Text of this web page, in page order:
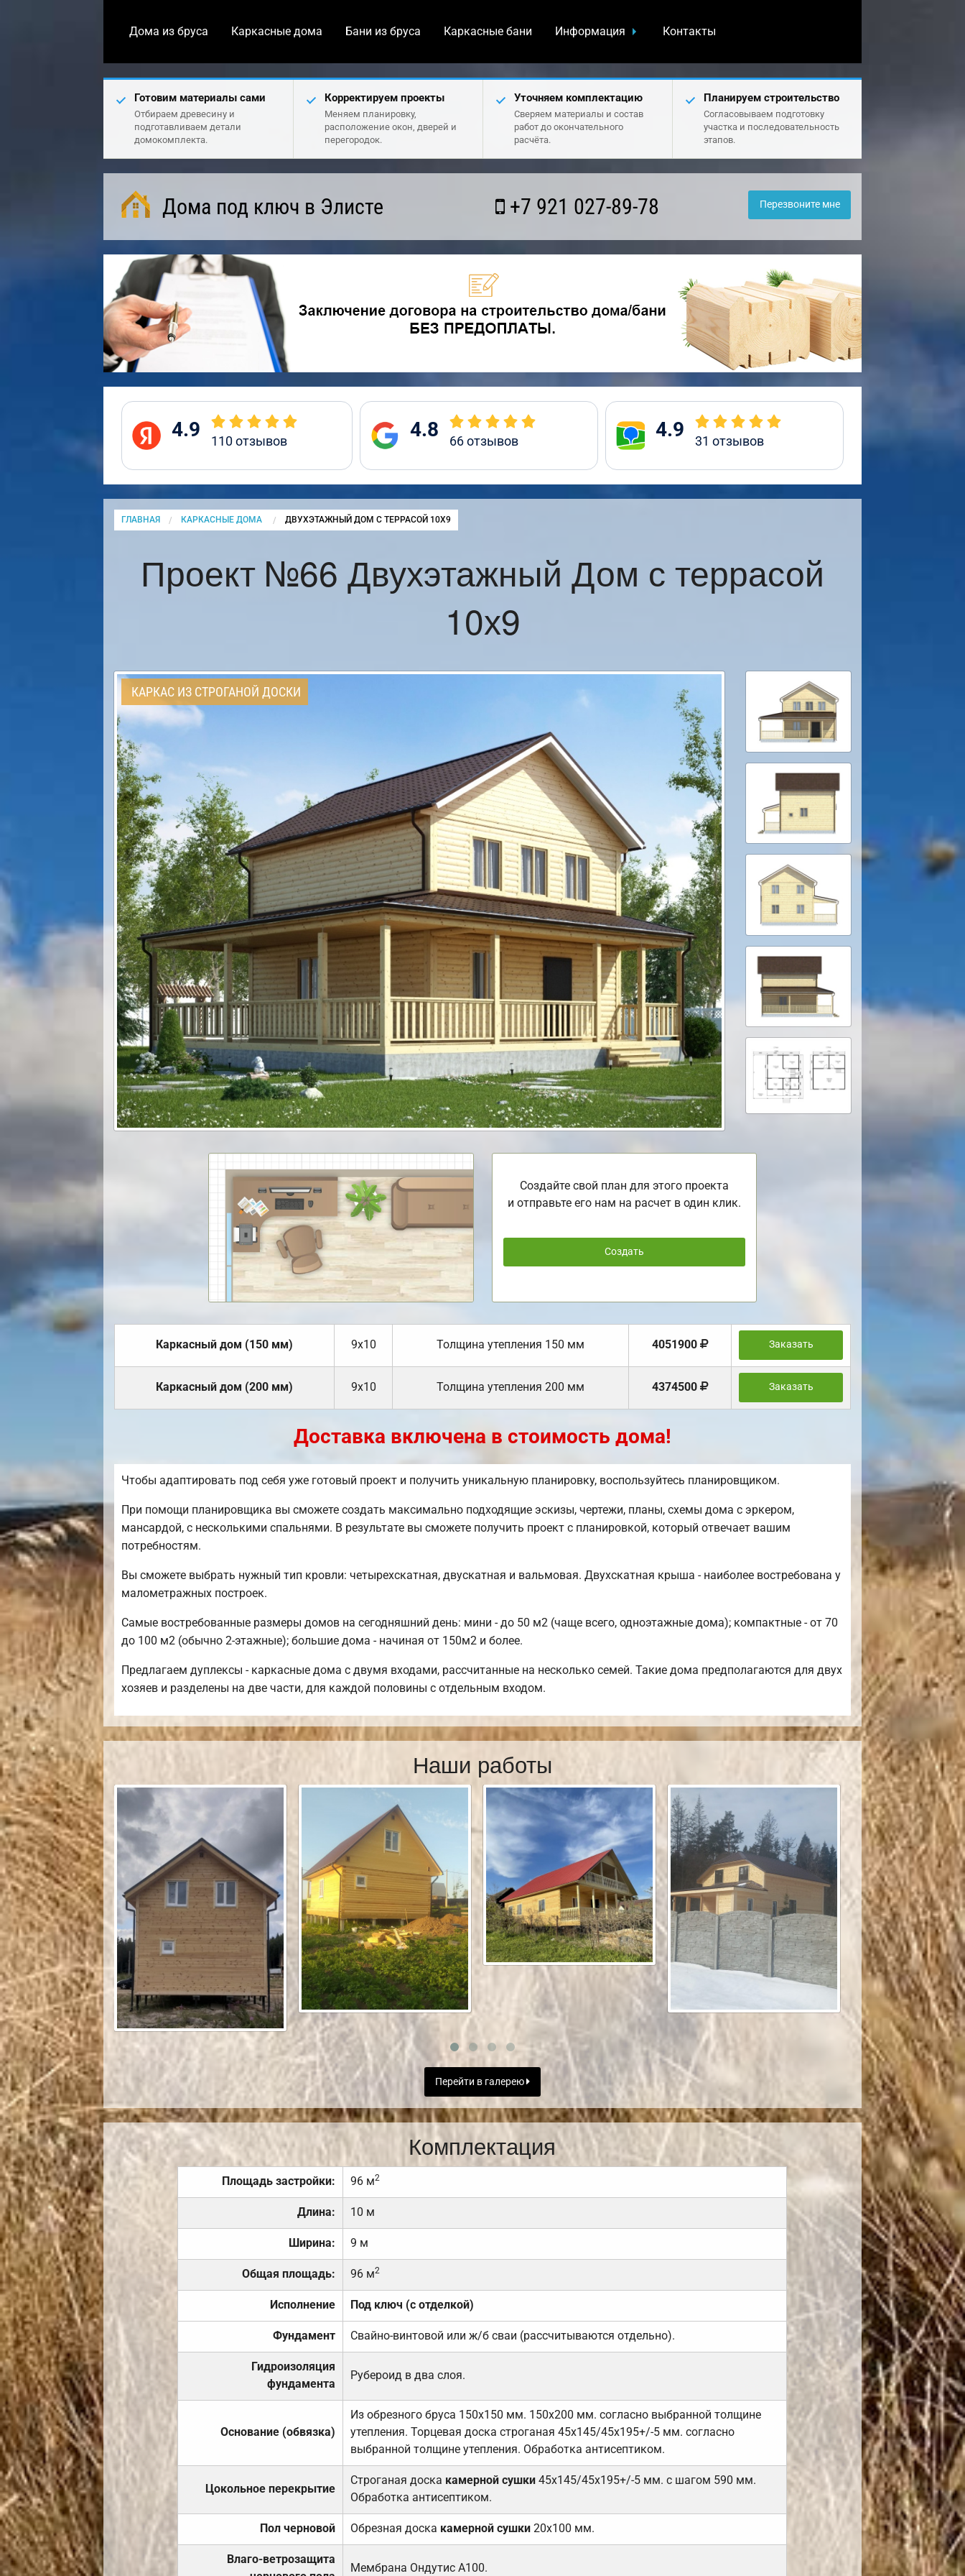
Дома из бруса Каркасные дома Бани из бруса Каркасные бани Информация Контакты
Готовим материалы сами
Отбираем древесину и
подготавливаем детали
домокомплекта.
Корректируем проекты
Меняем планировку,
расположение окон, дверей и
перегородок.
Уточняем комплектацию
Сверяем материалы и состав
работ до окончательного
расчёта.
Планируем строительство
Согласовываем подготовку
участка и последовательность
этапов.
Дома под ключ в Элисте +7 921 027-89-78 Перезвоните мне
4.9 110отзывов 4.8 66отзывов 4.9 31 отзывов
ГЛАВНАЯ КАРКАСНЫЕ ДОМА CURRENT:
ДВУХЭТАЖНЫЙ ДОМ С ТЕРРАСОЙ 10Х9
Проект №66 Двухэтажный Дом с террасой
10х9
КАРКАС ИЗ СТРОГАНОЙ ДОСКИ
Создайте свой план для этого проекта
и отправьте его нам на расчет в один клик.
Создать
Каркасный дом (150 мм) 9х10 Толщина утепления 150 мм 4051900 Заказать
Каркасный дом (200 мм) 9х10 Толщина утепления 200 мм 4374500 Заказать
Доставка включена в стоимость дома!
Чтобы адаптировать под себя уже готовый проект и получить уникальную планировку, воспользуйтесь планировщиком.
При помощи планировщика вы сможете создать максимально подходящие эскизы, чертежи, планы, схемы дома с эркером,
мансардой, с несколькими спальнями. В результате вы сможете получить проект с планировкой, который отвечает вашим
потребностям.
Вы сможете выбрать нужный тип кровли: четырехскатная, двускатная и вальмовая. Двухскатная крыша - наиболее востребована у
малометражных построек.
Самые востребованные размеры домов на сегодняшний день: мини - до 50 м2 (чаще всего, одноэтажные дома); компактные - от 70
до 100 м2 (обычно 2-этажные); большие дома - начиная от 150м2 и более.
Предлагаем дуплексы - каркасные дома с двумя входами, рассчитанные на несколько семей. Такие дома предполагаются для двух
хозяев и разделены на две части, для каждой половины с отдельным входом.
Наши работы
Перейти в галерею
Комплектация
Площадь застройки: 96 м2
Длина: 10 м
Ширина: 9 м
Общая площадь: 96 м2
Исполнение Под ключ (с отделкой)
Фундамент Свайно-винтовой или ж/б сваи (рассчитываются отдельно).
Гидроизоляция
фундамента
Рубероид в два слоя.
Основание (обвязка)
Из обрезного бруса 150х150 мм. 150х200 мм. согласно выбранной толщине
утепления. Торцевая доска строганая 45х145/45х195+/-5 мм. согласно
выбранной толщине утепления. Обработка антисептиком.
Цокольное перекрытие
Строганая доска камерной сушки 45х145/45х195+/-5 мм. с шагом 590 мм.
Обработка антисептиком.
Пол черновой Обрезная доска камерной сушки20х100 мм.
Влаго-ветрозащита
Мембрана Ондутис А100.